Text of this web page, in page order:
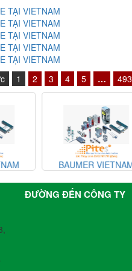
TẠI VIETNAM
TẠI VIETNAM
TẠI VIETNAM
TẠI VIETNAM
TẠI VIETNAM
1 2 3 4 5 … 493
BAUMER VIETNAM
ĐƯỜNG ĐẾN CÔNG TY